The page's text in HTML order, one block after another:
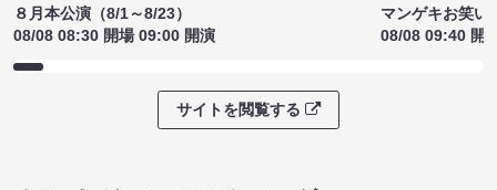
８月本公演（8/1～8/23）
08/08 08:30 開場 09:00 開演
マンゲキお笑い
08/08 09:40 開
サイトを閲覧する